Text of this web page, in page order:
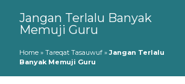
Jangan Terlalu Banyak
Memuji Guru
Home » Tareqat Tasauwuf »Jangan Terlalu
Banyak Memuji Guru